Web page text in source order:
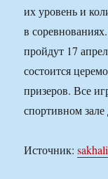
их уровень и
в
пройдут 17
состоится
призеров. Все
спортивном
Источник: